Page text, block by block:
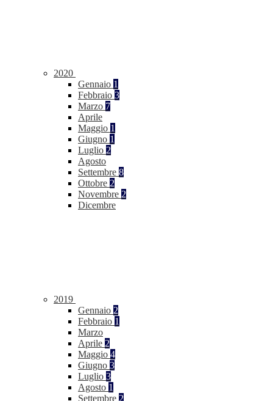
2020
Gennaio 1
Febbraio 3
Marzo 7
Aprile
Maggio 1
Giugno 1
Luglio 2
Agosto
Settembre 8
Ottobre 2
Novembre 2
Dicembre
2019
Gennaio 2
Febbraio 1
Marzo
Aprile 2
Maggio 4
Giugno 3
Luglio 3
Agosto 1
Settembre 2